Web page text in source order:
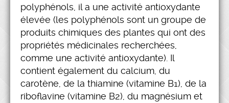
polyphénols, il a une activité antioxydante
élevée (les polyphénols sont un groupe de
produits chimiques des plantes qui ont des
propriétés médicinales recherchées,
comme une activité antioxydante). Il
contient également du calcium, du
carotène, de la thiamine (vitamine B1), de la
riboflavine (vitamine B2), du magnésium et